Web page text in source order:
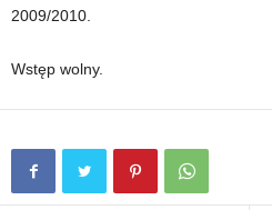
2009/2010.
Wstęp wolny.